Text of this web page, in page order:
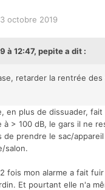
octobre 2019
à 12:47, pepitea dit :
retarder la rentrée
en plus de dissuader,
à > 100 dB, le gars il ne
de prendre le sac/
salon.
fois mon alarme a fait
Et pourtant elle n'a